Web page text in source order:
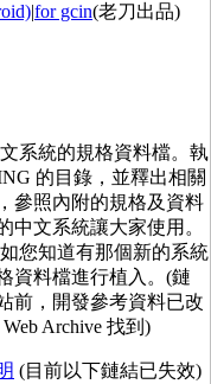
|for gcin(老刀出品)
系統的規格資料檔。執
的目錄，並釋出相關
參照內附的規格及資料
中文系統讓大家使用。
您知道有那個新的系統
資料檔進行植入。(鏈
前，開發參考資料已改
Archive 找到)
(目前以下鏈結已失效)